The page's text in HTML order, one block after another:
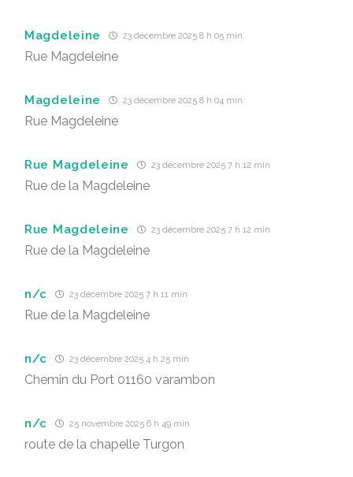
Magdeleine 23 décembre 2025 8 h 05 min
Rue Magdeleine
Magdeleine 23 décembre 2025 8 h 04 min
Rue Magdeleine
Rue Magdeleine 23 décembre 2025 7 h 12 min
Rue de la Magdeleine
Rue Magdeleine 23 décembre 2025 7 h 12 min
Rue de la Magdeleine
n/c 23 décembre 2025 7 h 11 min
Rue de la Magdeleine
n/c 23 décembre 2025 4 h 25 min
Chemin du Port 01160 varambon
n/c 25 novembre 2025 6 h 49 min
route de la chapelle Turgon